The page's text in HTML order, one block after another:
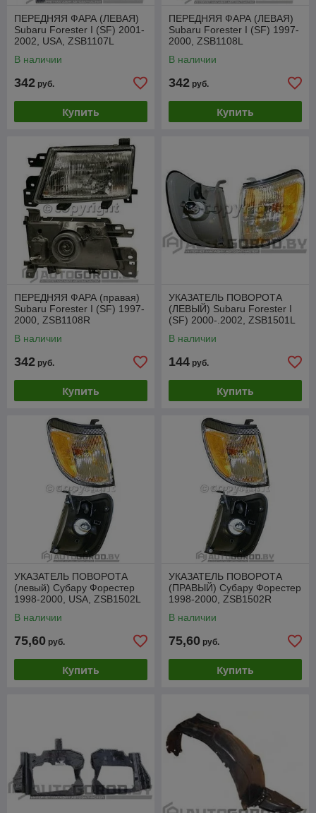
ПЕРЕДНЯЯ ФАРА (ЛЕВАЯ)
Subaru Forester I (SF) 2001-
2002, USA, ZSB1107L
В наличии
342 руб.
Купить
ПЕРЕДНЯЯ ФАРА (ЛЕВАЯ)
Subaru Forester I (SF) 1997-
2000, ZSB1108L
В наличии
342 руб.
Купить
ПЕРЕДНЯЯ ФАРА (правая)
Subaru Forester I (SF) 1997-
2000, ZSB1108R
В наличии
342 руб.
Купить
УКАЗАТЕЛЬ ПОВОРОТА
(ЛЕВЫЙ) Subaru Forester I
(SF) 2000-.2002, ZSB1501L
В наличии
144 руб.
Купить
УКАЗАТЕЛЬ ПОВОРОТА
(левый) Субару Форестер
1998-2000, USA, ZSB1502L
В наличии
75,60 руб.
Купить
УКАЗАТЕЛЬ ПОВОРОТА
(ПРАВЫЙ) Субару Форестер
1998-2000, ZSB1502R
В наличии
75,60 руб.
Купить